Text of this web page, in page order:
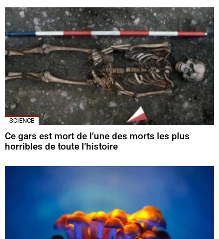
SCIENCE
Ce gars est mort de l’une des morts les plus
horribles de toute l’histoire